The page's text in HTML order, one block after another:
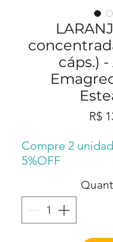
cáps.)
R$
Compre 2
5%OFF